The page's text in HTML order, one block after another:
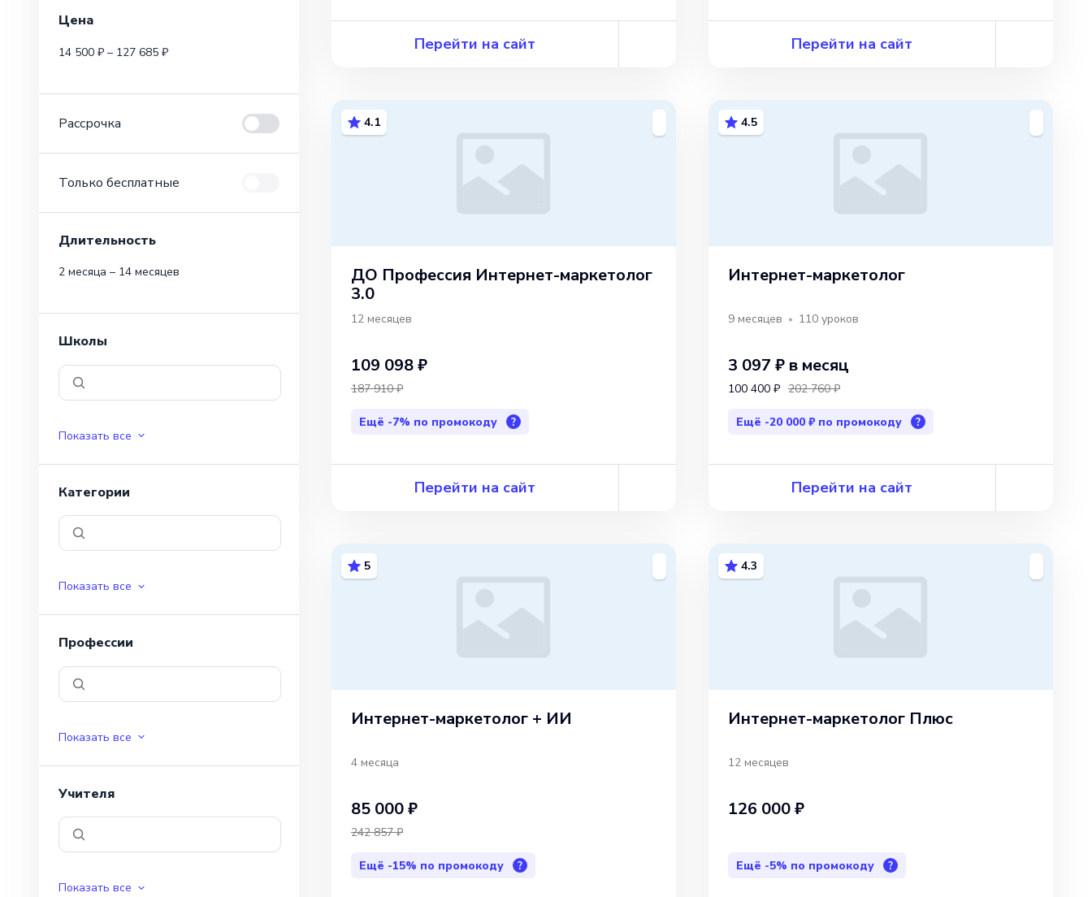
Перейти на сайт Перейти на сайт
4.1
ДО Профессия Интернет-маркетолог
3.0
12 месяцев
109 098 ₽
187 910 ₽
Ещё -7% по промокоду ?
Перейти на сайт
4.5
Интернет-маркетолог
9 месяцев 110 уроков
3 097 ₽ в месяц
100 400 ₽ 202 760 ₽
Ещё -20 000 ₽ по промокоду ?
Перейти на сайт
5
Интернет-маркетолог + ИИ
4 месяца
85 000 ₽
242 857 ₽
Ещё -15% по промокоду ?
4.3
Интернет-маркетолог Плюс
12 месяцев
126 000 ₽
Ещё -5% по промокоду ?
Цена
14 500 ₽ – 127 685 ₽
Рассрочка
Только бесплатные
Длительность
2 месяца – 14 месяцев
Школы
Показать все
Категории
Показать все
Профессии
Показать все
Учителя
Показать все